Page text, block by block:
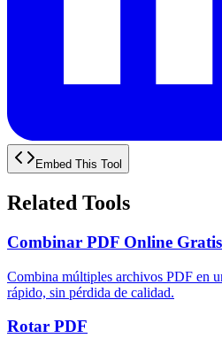
Embed This Tool
Related Tools
Combinar PDF Online
Combina múltiples archivos PDF en
rápido, sin pérdida de calidad.
Rotar PDF